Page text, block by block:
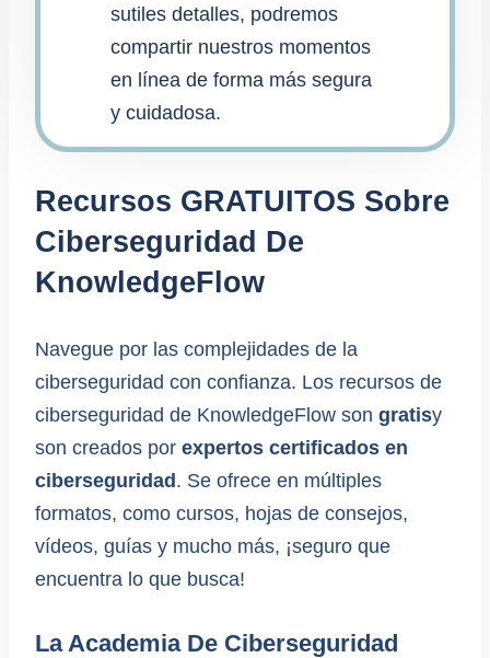
sutiles detalles, podremos
compartir nuestros momentos
en línea de forma más segura
y cuidadosa.
Recursos GRATUITOS Sobre
Ciberseguridad De
KnowledgeFlow
Navegue por las complejidades de la
ciberseguridad con confianza. Los recursos de
ciberseguridad de KnowledgeFlow son gratisy
son creados por expertos certificados en
ciberseguridad. Se ofrece en múltiples
formatos, como cursos, hojas de consejos,
vídeos, guías y mucho más, ¡seguro que
encuentra lo que busca!
La Academia De Ciberseguridad